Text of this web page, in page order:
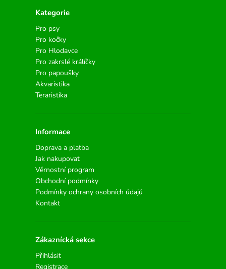
Kategorie
Pro psy
Pro kočky
Pro Hlodavce
Pro zakrslé králíčky
Pro papoušky
Akvaristika
Teraristika
Informace
Doprava a platba
Jak nakupovat
Věrnostní program
Obchodní podmínky
Podmínky ochrany osobních údajů
Kontakt
Zákaznícká sekce
Přihlásit
Registrace